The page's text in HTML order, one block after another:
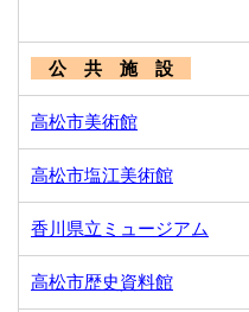
公 共 施 設
高松市美術館
高松市塩江美術館
香川県立ミュージアム
高松市歴史資料館